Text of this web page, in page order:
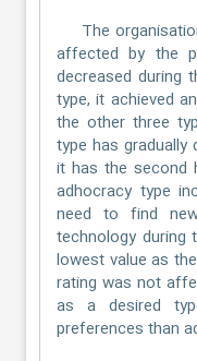
The
affected by the
decreased during
type, it achieved
the other three
type has gradually
it has the second
adhocracy type
need to find
technology during
lowest value as
rating was not
as a desired
preferences than